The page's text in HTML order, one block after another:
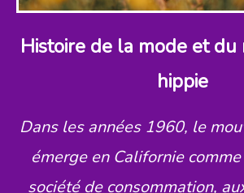
Histoire de la mode et
hippie
Dans les années 1960, le
émerge en Californie
société de consommation,